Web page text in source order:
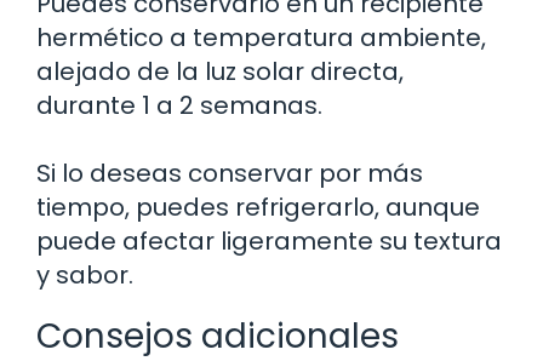
hermético a temperatura ambiente,
alejado de la luz solar directa,
durante 1 a 2 semanas.
Si lo deseas conservar por más
tiempo, puedes refrigerarlo, aunque
puede afectar ligeramente su textura
y sabor.
Consejos adicionales